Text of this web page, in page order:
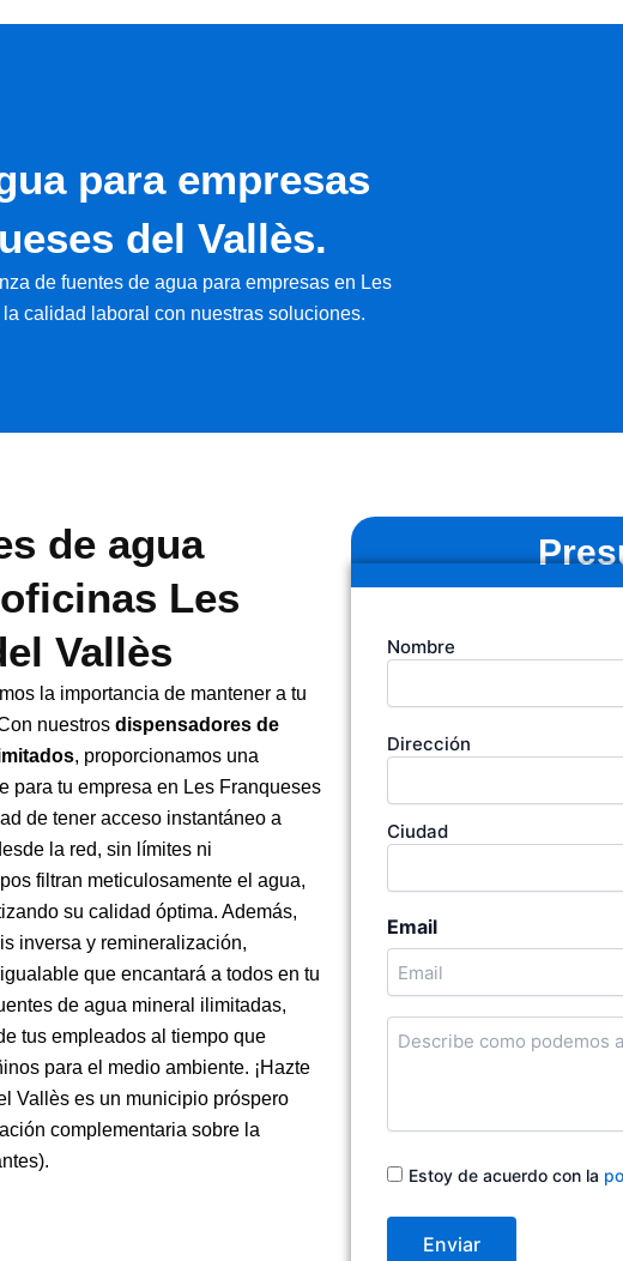
para empresas
del Vallès.
de fuentes de agua para empresas en Les
calidad laboral con nuestras soluciones.
de agua
Les
Vallès
la importancia de mantener a tu
nuestros dispensadores de
, proporcionamos una
para tu empresa en Les Franqueses
de tener acceso instantáneo a
la red, sin límites ni
filtran meticulosamente el agua,
su calidad óptima. Además,
inversa y remineralización,
que encantará a todos en tu
de agua mineral ilimitadas,
tus empleados al tiempo que
para el medio ambiente. ¡Hazte
Vallès es un municipio próspero
complementaria sobre la
Tu
nombre
Nombre
Dirección
de
empresa
Dirección
Ciudad
Email
Cuentanos
en
ayudarte
Consentimiento
Estoy de acuerdo con la